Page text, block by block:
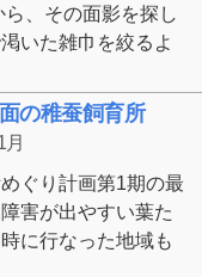
、その面影を探し
いた雑巾を絞るよ
の稚蚕飼育所
ぐり計画第1期の最
害が出やすい葉た
に行なった地域も